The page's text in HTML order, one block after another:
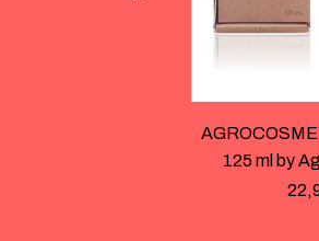
125 ml by